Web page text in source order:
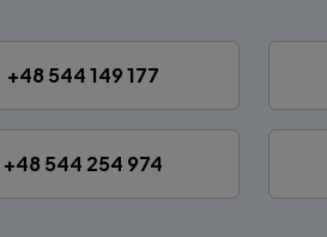
+48 544 149 177
+48 544 254 974